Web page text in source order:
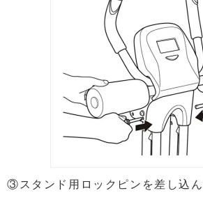
③スタンド用ロックピンを差し込ん